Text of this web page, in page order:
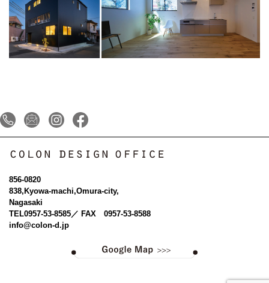
856-0820
838,Kyowa-machi,Omura-city,
Nagasaki
TEL0957-53-8585／ FAX 0957-53-8588
info@colon-d.jp